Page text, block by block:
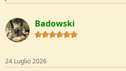
c
t
i
o
s
:
Badowski
24 Luglio 2026